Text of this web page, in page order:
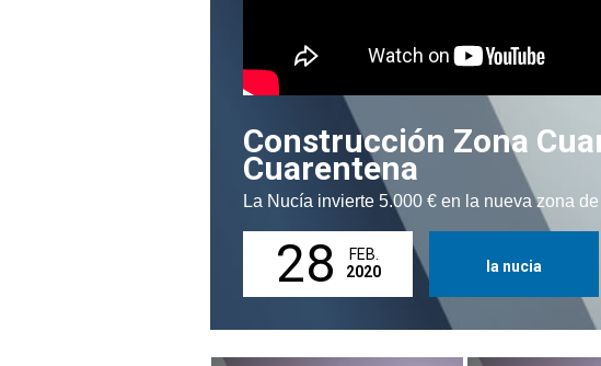
Construcción Zona
Cuarentena
La Nucía invierte 5.000 € en la nueva zona
28
FEB.
2020
la nucia